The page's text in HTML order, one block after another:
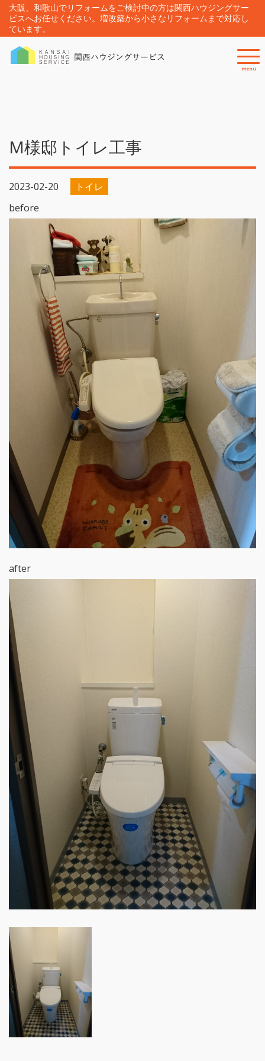
大阪、和歌山でリフォームをご検討中の方は関西ハウジングサー
ビスへお任せください。増改築から小さなリフォームまで対応し
ています。
menu
M様邸トイレ工事
2023-02-20
トイレ
before
after